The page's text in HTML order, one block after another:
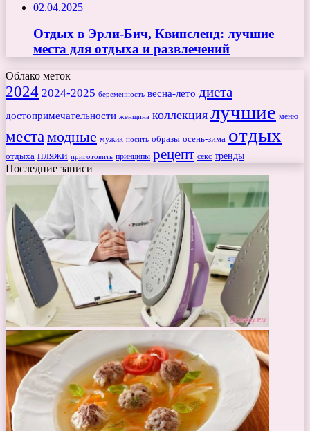
02.04.2025
Отдых в Эрли-Бич, Квинсленд: лучшие
места для отдыха и развлечений
Облако меток
2024 2024-2025 беременность весна-лето диета
достопримечательности женщина коллекция лучшие меню
места модные мужик носить образы осень-зима отдых
отдыха пляжи приготовить принципы рецепт секс тренды
Последние записи